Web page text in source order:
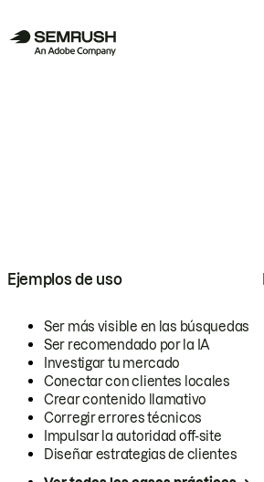
Ejemplos de uso
Ser más visible en las búsquedas
Ser recomendado por la IA
Investigar tu mercado
Conectar con clientes locales
Crear contenido llamativo
Corregir errores técnicos
Impulsar la autoridad off-site
Diseñar estrategias de clientes